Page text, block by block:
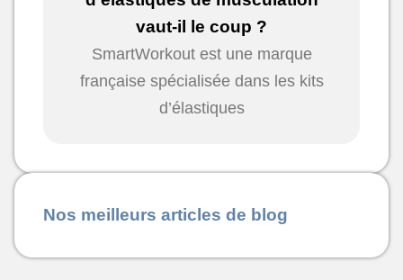
vaut-il le coup ?
SmartWorkout est une marque
française spécialisée dans les kits
d’élastiques
Nos meilleurs articles de blog